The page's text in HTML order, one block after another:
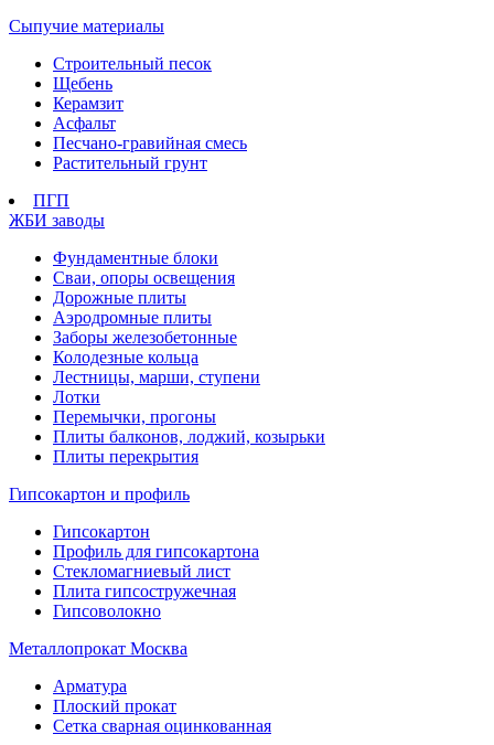
Сыпучие материалы
Строительный песок
Щебень
Керамзит
Асфальт
Песчано-гравийная смесь
Растительный грунт
ПГП
ЖБИ заводы
Фундаментные блоки
Сваи, опоры освещения
Дорожные плиты
Аэродромные плиты
Заборы железобетонные
Колодезные кольца
Лестницы, марши, ступени
Лотки
Перемычки, прогоны
Плиты балконов, лоджий, козырьки
Плиты перекрытия
Гипсокартон и профиль
Гипсокартон
Профиль для гипсокартона
Стекломагниевый лист
Плита гипсостружечная
Гипсоволокно
Металлопрокат Москва
Арматура
Плоский прокат
Сетка сварная оцинкованная